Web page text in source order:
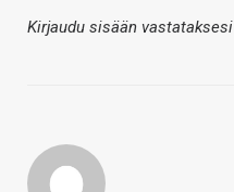
Kirjaudu sisään vastataksesi